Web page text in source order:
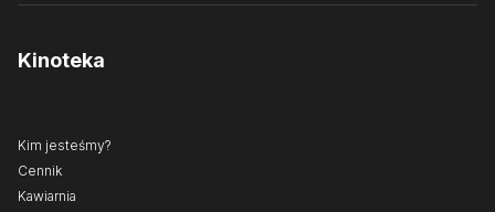
Kinoteka
Kim jesteśmy?
Cennik
Kawiarnia